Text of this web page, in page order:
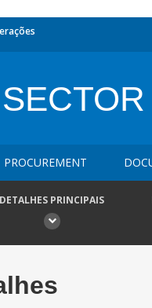
PROCUREMENT
DETALHES PRINCIPAIS